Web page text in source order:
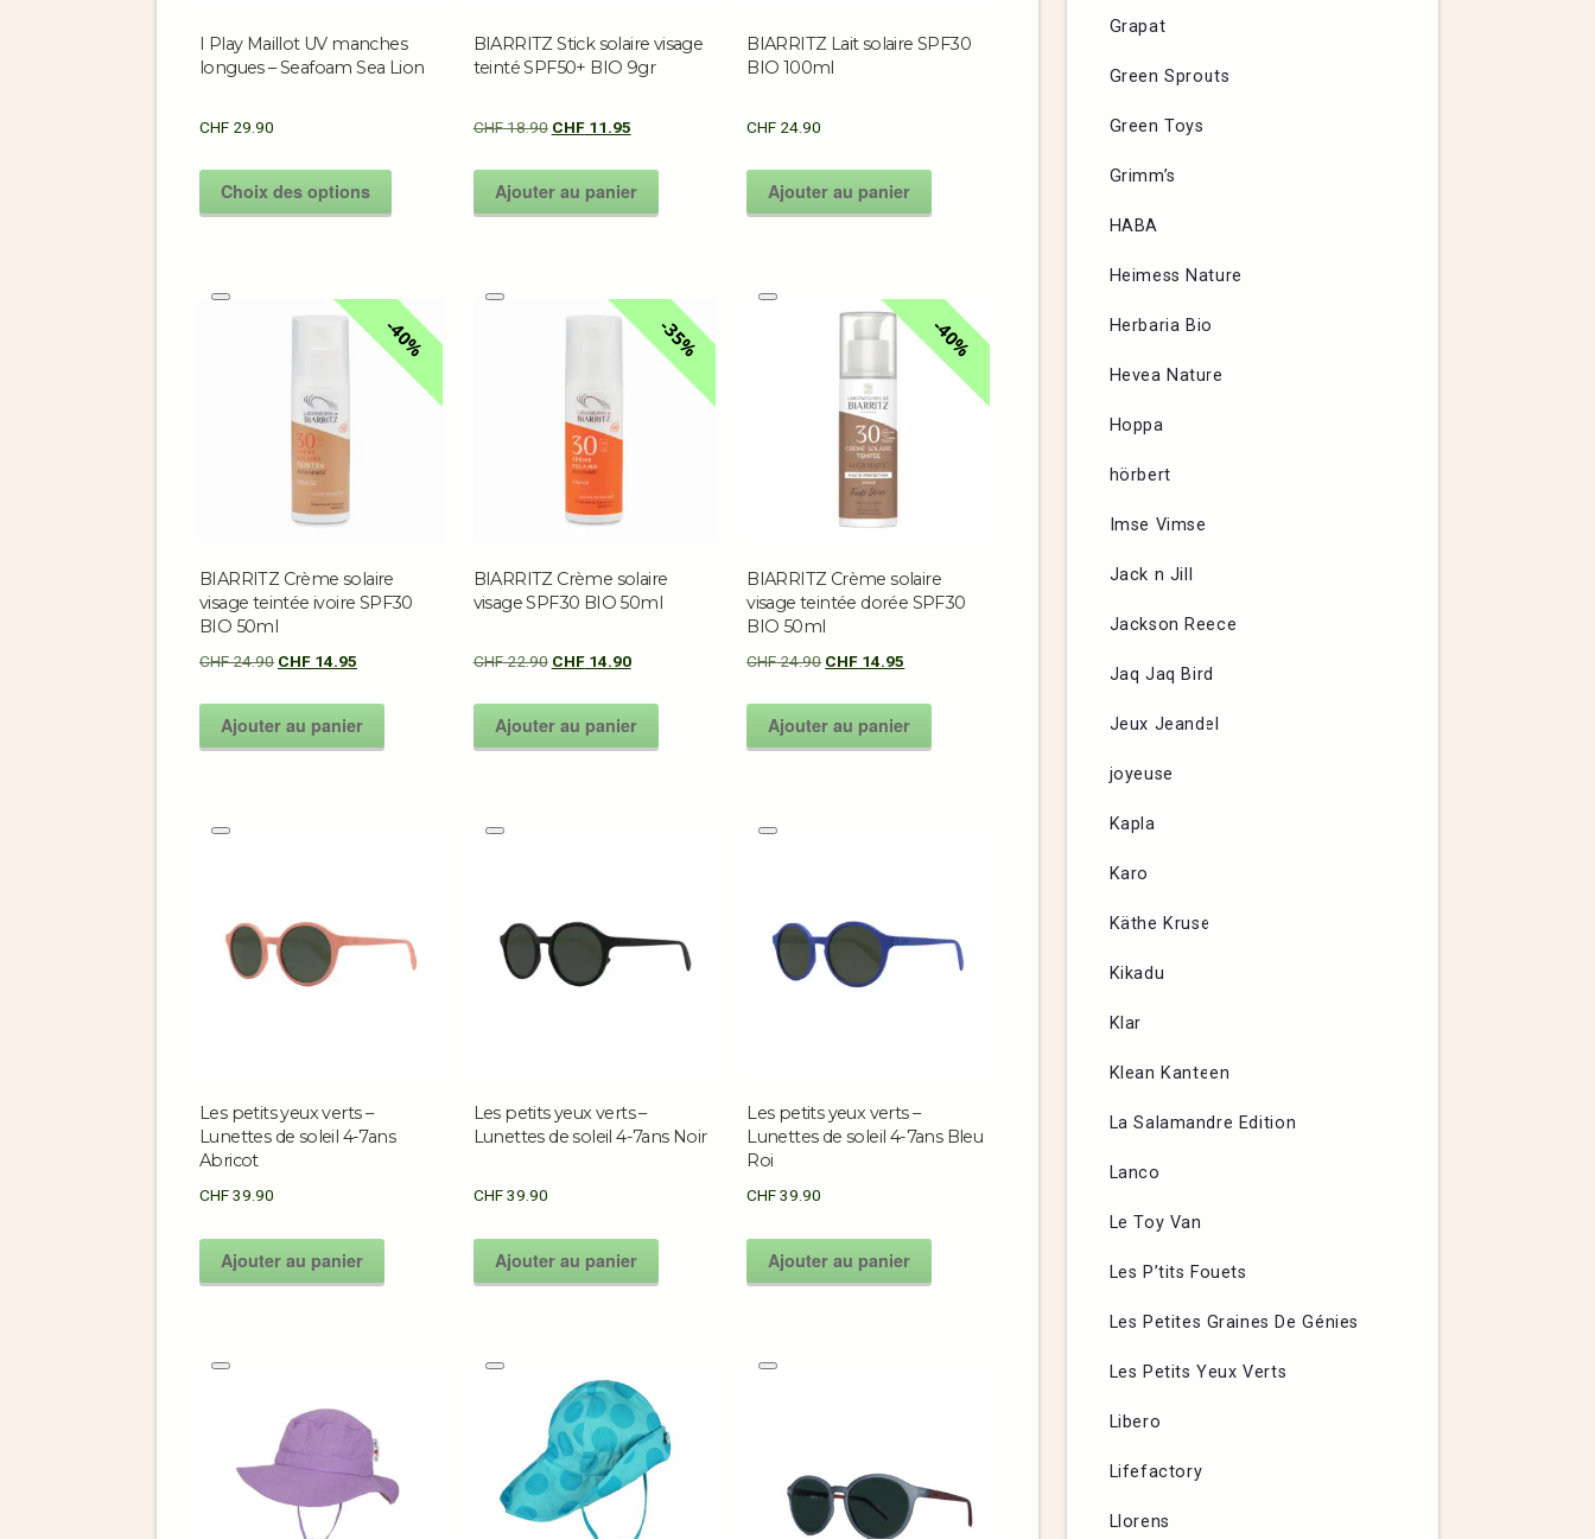
I Play Maillot UV manches
longues – Seafoam Sea Lion
CHF 29.90
Choix des options
BIARRITZ Stick solaire visage
teinté SPF50+ BIO 9gr
CHF18.90 CHF11.95
Ajouter au panier
BIARRITZ Lait solaire SPF30
BIO 100ml
CHF 24.90
Ajouter au panier
40%
BIARRITZ Crème solaire
visage teintée ivoire SPF30
BIO 50ml
CHF24.90 CHF 14.95
Ajouter au panier
35%
BIARRITZ Crème solaire
visage SPF30 BIO 50ml
CHF22.90 CHF14.90
Ajouter au panier
40%
BIARRITZ Crème solaire
visage teintée dorée SPF30
BIO 50ml
CHF24.90 CHF 14.95
Ajouter au panier
Les petits yeux verts –
Lunettes de soleil 4-7ans
Abricot
CHF39.90
Ajouter au panier
Les petits yeux verts –
Lunettes de soleil 4-7ans Noir
CHF39.90
Ajouter au panier
Les petits yeux verts –
Lunettes de soleil 4-7ans Bleu
Roi
CHF39.90
Ajouter au panier
Grapat
Green Sprouts
Green Toys
Grimm’s
HABA
Heimess Nature
Herbaria Bio
Hevea Nature
Hoppa
hörbert
Imse Vimse
Jack n Jill
Jackson Reece
Jaq Jaq Bird
Jeux Jeandel
joyeuse
Kapla
Karo
Käthe Kruse
Kikadu
Klar
Klean Kanteen
La Salamandre Edition
Lanco
Le Toy Van
Les P’tits Fouets
Les Petites Graines De Génies
Les Petits Yeux Verts
Libero
Lifefactory
Llorens